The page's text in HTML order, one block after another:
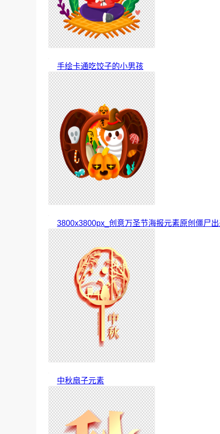
手绘卡通吃饺子的小男孩
3800x3800px_创意万圣节海报元素原创僵尸
中秋扇子元素